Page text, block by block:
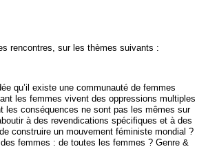
rencontres, sur les thèmes suivants :
qu’il existe une communauté de femmes
les femmes vivent des oppressions multiples
les conséquences ne sont pas les mêmes sur
à des revendications spécifiques et à des
construire un mouvement féministe mondial ?
femmes : de toutes les femmes ? Genre &